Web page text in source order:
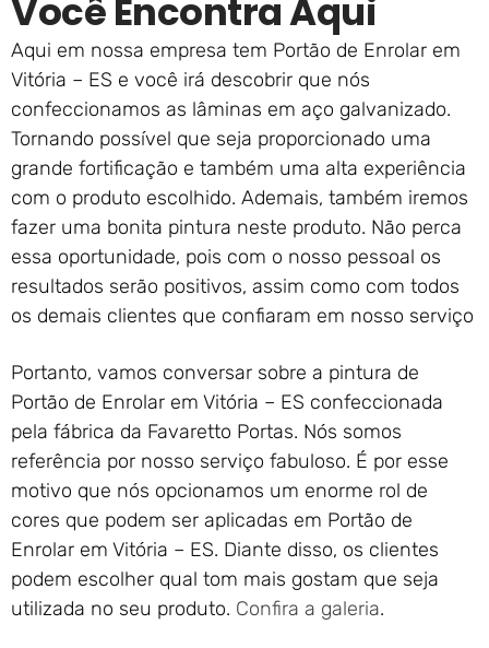
Você Encontra Aqui
Aqui em nossa empresa tem Portão de Enrolar em
Vitória – ES e você irá descobrir que nós
confeccionamos as lâminas em aço galvanizado.
Tornando possível que seja proporcionado uma
grande fortificação e também uma alta experiência
com o produto escolhido. Ademais, também iremos
fazer uma bonita pintura neste produto. Não perca
essa oportunidade, pois com o nosso pessoal os
resultados serão positivos, assim como com todos
os demais clientes que confiaram em nosso serviço
Portanto, vamos conversar sobre a pintura de
Portão de Enrolar em Vitória – ES confeccionada
pela fábrica da Favaretto Portas. Nós somos
referência por nosso serviço fabuloso. É por esse
motivo que nós opcionamos um enorme rol de
cores que podem ser aplicadas em Portão de
Enrolar em Vitória – ES. Diante disso, os clientes
podem escolher qual tom mais gostam que seja
utilizada no seu produto. Confira a galeria.